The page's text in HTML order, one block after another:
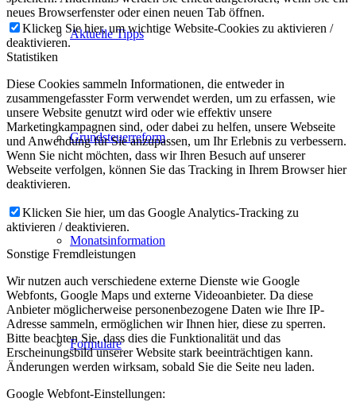
Aktuelle Tipps
Grundsteuerreform
Monatsinformation
Formulare
neues Browserfenster oder einen neuen Tab öffnen.
Klicken Sie hier, um wichtige Website-Cookies zu aktivieren /
deaktivieren.
Statistiken
Diese Cookies sammeln Informationen, die entweder in
zusammengefasster Form verwendet werden, um zu erfassen, wie
unsere Website genutzt wird oder wie effektiv unsere
Marketingkampagnen sind, oder dabei zu helfen, unsere Webseite
und Anwendung für Sie anzupassen, um Ihr Erlebnis zu verbessern.
Wenn Sie nicht möchten, dass wir Ihren Besuch auf unserer
Webseite verfolgen, können Sie das Tracking in Ihrem Browser hier
deaktivieren.
Klicken Sie hier, um das Google Analytics-Tracking zu
aktivieren / deaktivieren.
Sonstige Fremdleistungen
Wir nutzen auch verschiedene externe Dienste wie Google
Webfonts, Google Maps und externe Videoanbieter. Da diese
Anbieter möglicherweise personenbezogene Daten wie Ihre IP-
Adresse sammeln, ermöglichen wir Ihnen hier, diese zu sperren.
Bitte beachten Sie, dass dies die Funktionalität und das
Erscheinungsbild unserer Website stark beeinträchtigen kann.
Änderungen werden wirksam, sobald Sie die Seite neu laden.
Google Webfont-Einstellungen: